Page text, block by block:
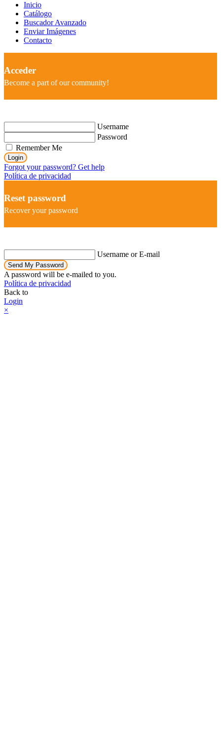
Inicio
Catálogo
Buscador Avanzado
Enviar Imágenes
Contacto
Acceder
Become a part of our community!
Username
Password
Remember Me
Login
Forgot your password? Get help
Política de privacidad
Reset password
Recover your password
Username or E-mail
Send My Password
A password will be e-mailed to you.
Política de privacidad
Back to
Login
×